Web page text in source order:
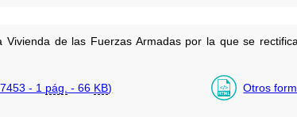
Vivienda de las Fuerzas Armadas por la que se
- 1 pág. - 66 KB) Otros